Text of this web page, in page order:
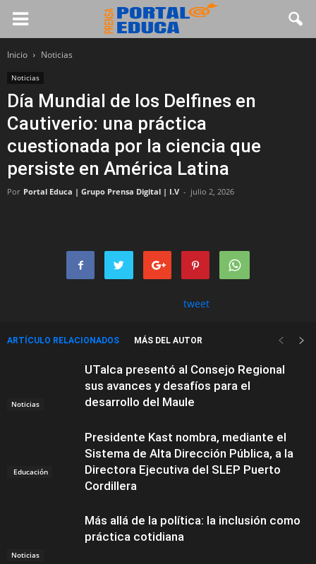
Inicio Noticias
Noticias
Día Mundial de los Delfines en
Cautiverio: una práctica
cuestionada por la ciencia que
persiste en América Latina
Por Portal Educa | Grupo Prensa Digital | I.V - julio 2, 2026
tweet
ARTÍCULO RELACIONADOS MÁS DEL AUTOR
Noticias
UTalca presentó al Consejo Regional
sus avances y desafíos para el
desarrollo del Maule
Educación
Presidente Kast nombra, mediante el
Sistema de Alta Dirección Pública, a la
Directora Ejecutiva del SLEP Puerto
Cordillera
Noticias
Más allá de la política: la inclusión como
práctica cotidiana